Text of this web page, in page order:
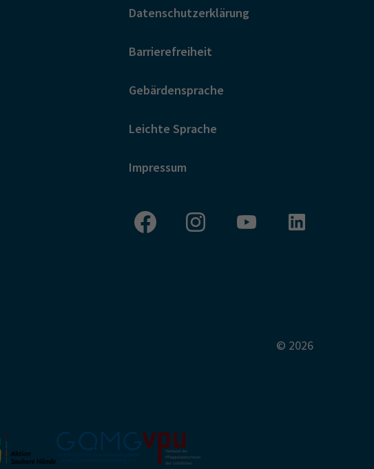
Datenschutzerklärung
Barrierefreiheit
Gebärdensprache
Leichte Sprache
Impressum
© 2026